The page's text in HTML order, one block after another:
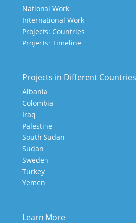
National Work
International Work
Projects: Countries
Projects: Timeline
Projects in Different Countries
Albania
Colombia
Iraq
Palestine
South Sudan
Sudan
Sweden
Turkey
Yemen
Learn More